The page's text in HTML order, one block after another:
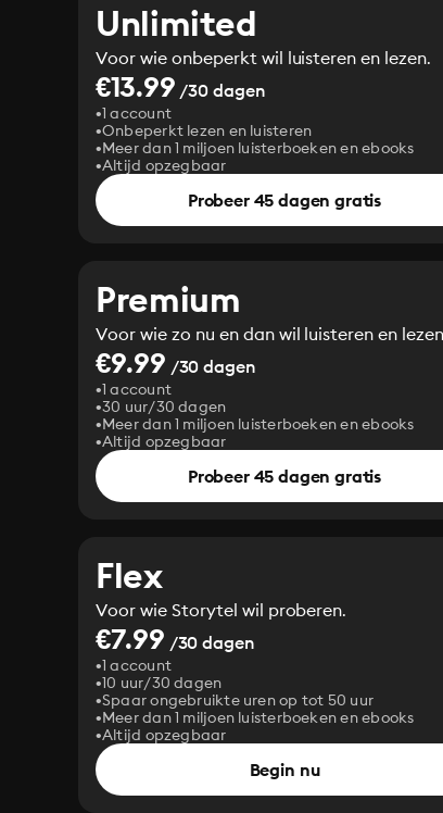
Unlimited
Voor wie onbeperkt wil luisteren en lezen.
€13.99 /30 dagen
1 account
Onbeperkt lezen en luisteren
Meer dan 1 miljoen luisterboeken en ebooks
Altijd opzegbaar
Probeer 45 dagen gratis
Premium
Voor wie zo nu en dan wil luisteren en
€9.99 /30 dagen
1 account
30 uur/30 dagen
Meer dan 1 miljoen luisterboeken en ebooks
Altijd opzegbaar
Probeer 45 dagen gratis
Flex
Voor wie Storytel wil proberen.
€7.99 /30 dagen
1 account
10 uur/30 dagen
Spaar ongebruikte uren op tot 50 uur
Meer dan 1 miljoen luisterboeken en ebooks
Altijd opzegbaar
Begin nu